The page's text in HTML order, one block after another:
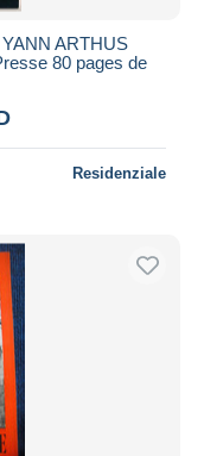
ora
USD
ARTHUS
80 pages de
Residenziale